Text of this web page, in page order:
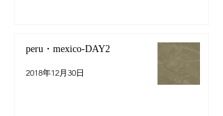
peru・mexico-DAY2
2018年12月30日